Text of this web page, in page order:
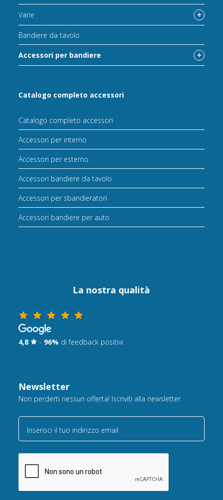
Varie
Bandiere da tavolo
Accessori per bandiere
Catalogo completo accessori
Catalogo completo accessori
Accessori per interno
Accessori per esterno
Accessori bandiere da tavolo
Accessori per sbandieratori
Accessori bandiere per auto
La nostra qualità
4,8 - 96% di feedback positivi
Newsletter
Non perderti nessun offerta! Iscriviti alla newsletter
Inserisci il tuo indirizzo email